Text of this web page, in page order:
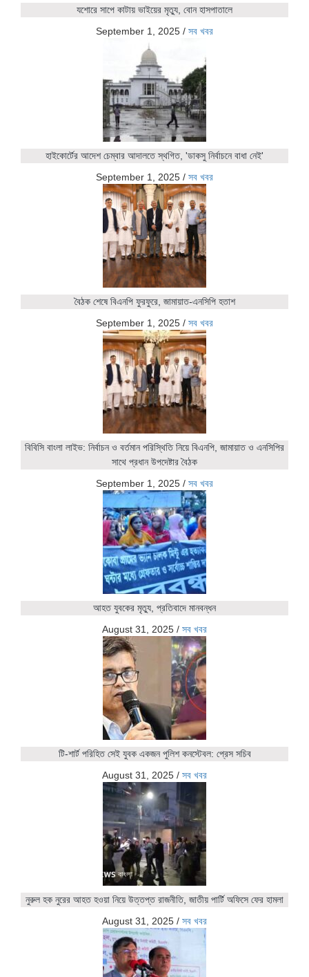
যশোরে সাপে কাটায় ভাইয়ের মৃত্যু, বোন হাসপাতালে
September 1, 2025 / সব খবর
হাইকোর্টের আদেশ চেম্বার আদালতে স্থগিত, 'ডাকসু নির্বাচনে বাধা নেই'
September 1, 2025 / সব খবর
বৈঠক শেষে বিএনপি ফুরফুরে, জামায়াত-এনসিপি হতাশ
September 1, 2025 / সব খবর
বিবিসি বাংলা লাইভ: নির্বাচন ও বর্তমান পরিস্থিতি নিয়ে বিএনপি, জামায়াত ও এনসিপির
সাথে প্রধান উপদেষ্টার বৈঠক
September 1, 2025 / সব খবর
আহত যুবকের মৃত্যু, প্রতিবাদে মানবন্ধন
August 31, 2025 / সব খবর
টি-শার্ট পরিহিত সেই যুবক একজন পুলিশ কনস্টেবল: প্রেস সচিব
August 31, 2025 / সব খবর
নুরুল হক নুরের আহত হওয়া নিয়ে উত্তপ্ত রাজনীতি, জাতীয় পার্টি অফিসে ফের হামলা
August 31, 2025 / সব খবর